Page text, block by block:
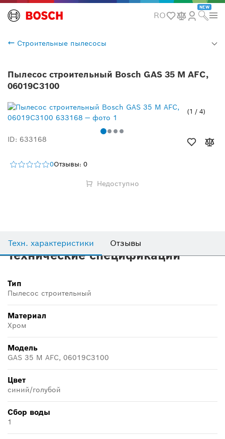
RO
NEW
Строительные пылесосы
Пылесос строительный Bosch GAS 35 M AFC,
06019C3100
1 / 4
ID: 633168
0Отзывы: 0
Недоступно
Техн. характеристики Отзывы
Технические спецификации
Тип
Пылесос строительный
Материал
Хром
Модель
GAS 35 M AFC, 06019C3100
Цвет
синий/голубой
Сбор воды
1